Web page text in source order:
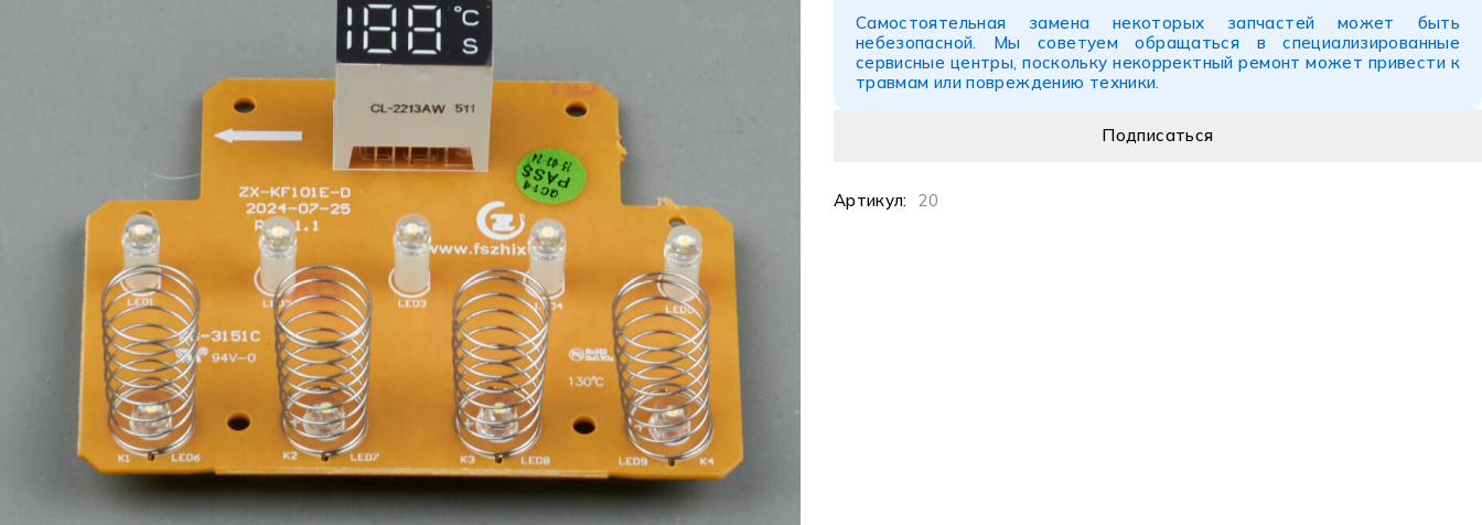
Самостоятельная замена некоторых запчастей может быть
небезопасной. Мы советуем обращаться в специализированные
сервисные центры, поскольку некорректный ремонт может привести к
травмам или повреждению техники.
Артикул: 20